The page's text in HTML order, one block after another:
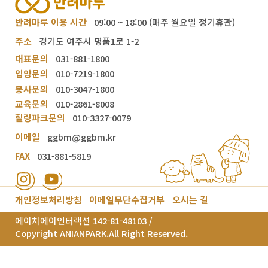
반려마루 이용 시간
09:00 ~ 18:00 (매주 월요일 정기휴관)
주소
경기도 여주시 명품1로 1-2
대표문의
031-881-1800
입양문의
010-7219-1800
봉사문의
010-3047-1800
교육문의
010-2861-8008
힐링파크문의
010-3327-0079
이메일
ggbm@ggbm.kr
FAX
031-881-5819
개인정보처리방침 이메일무단수집거부
오시는 길
에이치에이인터랙션 142-81-48103 /
Copyright ANIANPARK.All Right Reserved.